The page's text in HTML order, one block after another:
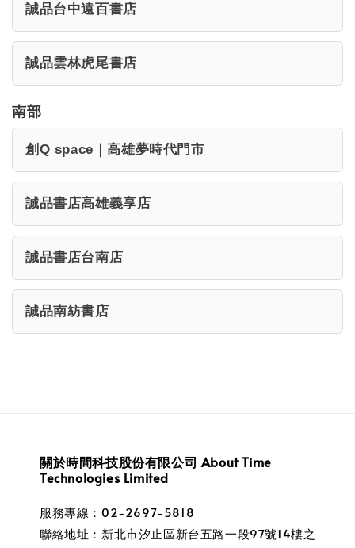
誠品台中遠百書店
誠品雲林虎尾書店
南部
創Q space｜高雄夢時代門市
誠品書店高雄義享店
誠品書店台南店
誠品南紡書店
關於時間科技股份有限公司 About Time
Technologies Limited
服務專線：02-2697-5818
聯絡地址：新北市汐止區新台五路一段97號14樓之